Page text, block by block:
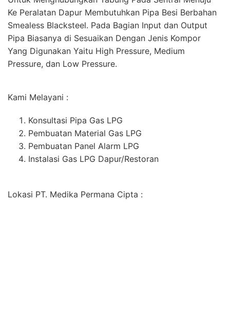
Ke Peralatan Dapur Membutuhkan Pipa Besi Berbahan
Smealess Blacksteel. Pada Bagian Input dan Output
Pipa Biasanya di Sesuaikan Dengan Jenis Kompor
Yang Digunakan Yaitu High Pressure, Medium
Pressure, dan Low Pressure.
Kami Melayani :
Konsultasi Pipa Gas LPG
Pembuatan Material Gas LPG
Pembuatan Panel Alarm LPG
Instalasi Gas LPG Dapur/Restoran
Lokasi PT. Medika Permana Cipta :